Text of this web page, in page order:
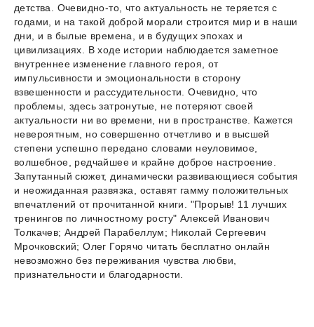
детства. Очевидно-то, что актуальность не теряется с
годами, и на такой доброй морали строится мир и в наши
дни, и в былые времена, и в будущих эпохах и
цивилизациях. В ходе истории наблюдается заметное
внутреннее изменение главного героя, от
импульсивности и эмоциональности в сторону
взвешенности и рассудительности. Очевидно, что
проблемы, здесь затронутые, не потеряют своей
актуальности ни во времени, ни в пространстве. Кажется
невероятным, но совершенно отчетливо и в высшей
степени успешно передано словами неуловимое,
волшебное, редчайшее и крайне доброе настроение.
Запутанный сюжет, динамически развивающиеся события
и неожиданная развязка, оставят гамму положительных
впечатлений от прочитанной книги. "Прорыв! 11 лучших
тренингов по личностному росту" Алексей Иванович
Толкачев; Андрей Парабеллум; Николай Сергеевич
Мрочковский; Олег Горячо читать бесплатно онлайн
невозможно без переживания чувства любви,
признательности и благодарности.